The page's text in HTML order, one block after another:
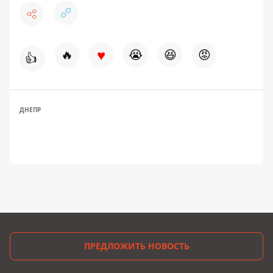
👍 🔥 ♥ 😭 😆 😡
ДНЕПР
ПРЕДЛОЖИТЬ НОВОСТЬ